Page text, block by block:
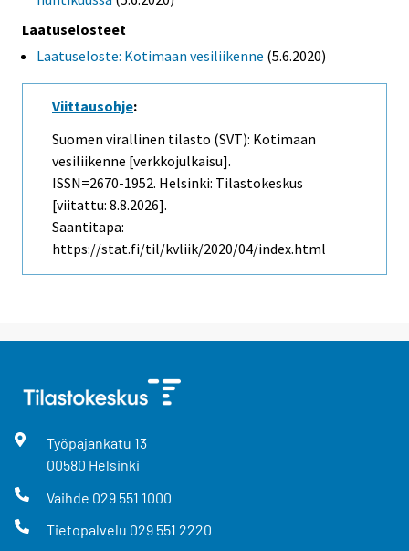
Laatuselosteet
Laatuseloste: Kotimaan vesiliikenne (5.6.2020)
Viittausohje:
Suomen virallinen tilasto (SVT): Kotimaan
vesiliikenne [verkkojulkaisu].
ISSN=2670-1952. Helsinki: Tilastokeskus
[viitattu: 8.8.2026].
Saantitapa:
https://stat.fi/til/kvliik/2020/04/index.html
Työpajankatu 13
00580 Helsinki
Vaihde 029 551 1000
Tietopalvelu 029 551 2220